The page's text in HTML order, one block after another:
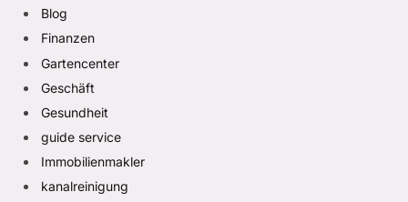
Blog
Finanzen
Gartencenter
Geschäft
Gesundheit
guide service
Immobilienmakler
kanalreinigung